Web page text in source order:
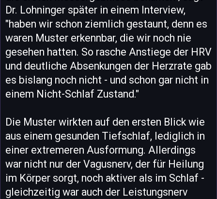
Dr. Lohninger später in einem Interview,
"haben wir schon ziemlich gestaunt, denn es
waren Muster erkennbar, die wir noch nie
gesehen hatten. So rasche Anstiege der HRV
und deutliche Absenkungen der Herzrate gab
es bislang noch nicht - und schon gar nicht in
einem Nicht-Schlaf Zustand."
Die Muster wirkten auf den ersten Blick wie
aus einem gesunden Tiefschlaf, lediglich in
einer extremeren Ausformung. Allerdings
war nicht nur der Vagusnerv, der für Heilung
im Körper sorgt, noch aktiver als im Schlaf -
gleichzeitig war auch der Leistungsnerv